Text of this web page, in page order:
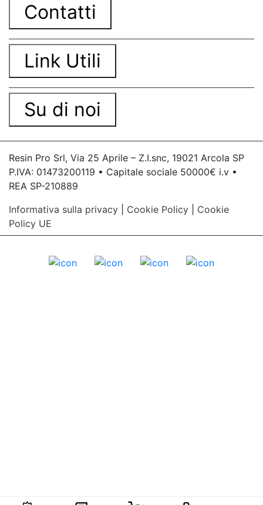
Contatti
Link Utili
Su di noi
Resin Pro Srl, Via 25 Aprile – Z.I.snc, 19021 Arcola SP
P.IVA: 01473200119 • Capitale sociale 50000€ i.v •
REA SP-210889
Informativa sulla privacy
Cookie Policy
Cookie
Policy UE